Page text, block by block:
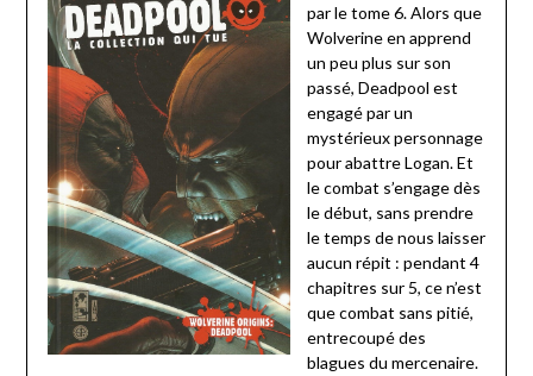
par le tome 6. Alors que
Wolverine en apprend
un peu plus sur son
passé, Deadpool est
engagé par un
mystérieux personnage
pour abattre Logan. Et
le combat s’engage dès
le début, sans prendre
le temps de nous laisser
aucun répit : pendant 4
chapitres sur 5, ce n’est
que combat sans pitié,
entrecoupé des
blagues du mercenaire.